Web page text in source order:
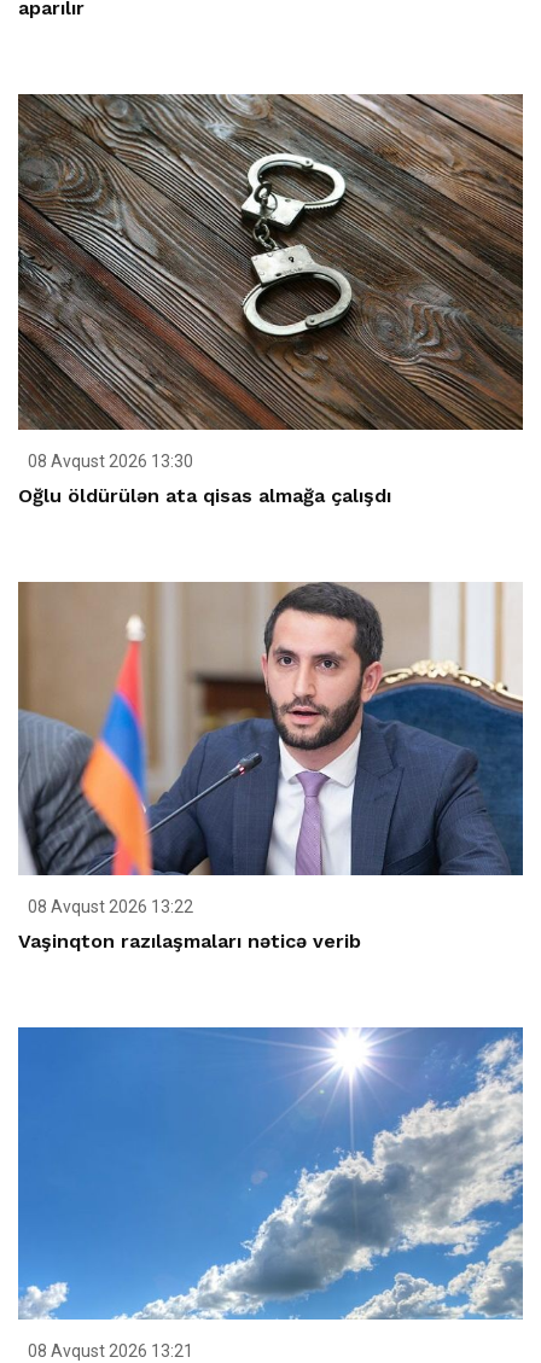
aparılır
08 Avqust 2026 13:30
Oğlu öldürülən ata qisas almağa çalışdı
08 Avqust 2026 13:22
Vaşinqton razılaşmaları nəticə verib
08 Avqust 2026 13:21